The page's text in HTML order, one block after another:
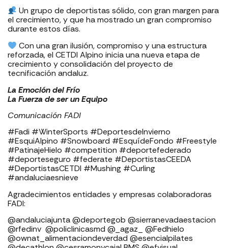
Un grupo de deportistas sólido, con gran margen para
el crecimiento, y que ha mostrado un gran compromiso
durante estos días.
Con una gran ilusión, compromiso y una estructura
reforzada, el CETDI Alpino inicia una nueva etapa de
crecimiento y consolidación del proyecto de
tecnificación andaluz.
La Emoción del Frío
La Fuerza de ser un Equipo
Comunicación FADI
#Fadi #WinterSports #DeportesdeInvierno
#EsquiAlpino #Snowboard #EsquídeFondo #Freestyle
#PatinajeHielo #competition #deportefederado
#deporteseguro #federate #DeportistasCEEDA
#DeportistasCETDI #Mushing #Curling
#andaluciaesnieve
Agradecimientos entidades y empresas colaboradoras
FADI: ⁣⁣⁣⁣⁣⁣⁣⁣⁣⁣⁣⁣⁣⁣⁣⁣⁣⁣
⁣⁣⁣⁣@andaluciajunta @deportegob ⁣⁣⁣@sierranevadaestacion
@rfedinv ⁣⁣⁣⁣⁣⁣⁣⁣⁣⁣⁣⁣⁣⁣⁣⁣⁣ @policlinicasmd @_agaz_ @Fedhielo
@ownat_alimentaciondeverdad @esencialpilates